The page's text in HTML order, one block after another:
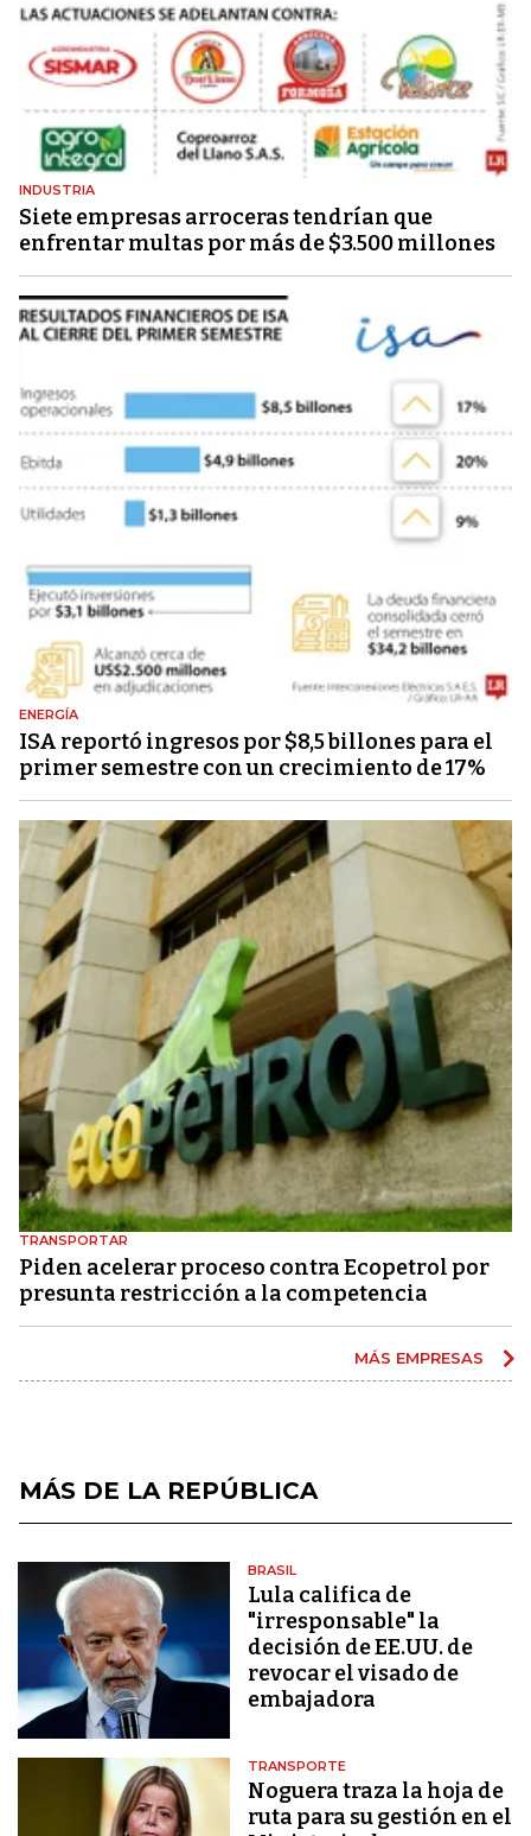
INDUSTRIA
Siete empresas arroceras tendrían que
enfrentar multas por más de $3.500 millones
ENERGÍA
ISA reportó ingresos por $8,5 billones para el
primer semestre con un crecimiento de 17%
TRANSPORTAR
Piden acelerar proceso contra Ecopetrol por
presunta restricción a la competencia
MÁS EMPRESAS
MÁS DE LA REPÚBLICA
BRASIL
Lula califica de
"irresponsable" la
decisión de EE.UU. de
revocar el visado de
embajadora
TRANSPORTE
Noguera traza la hoja de
ruta para su gestión en el